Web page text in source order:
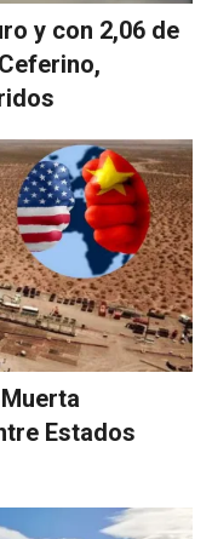
y con 2,06 de
Estados